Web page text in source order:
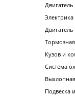
Электрика
Кузов и
Система
Подвеска